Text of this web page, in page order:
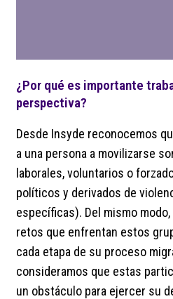
¿Por qué es importante
perspectiva?
Desde Insyde reconocemos
a una persona a movilizarse
laborales, voluntarios o
políticos y derivados de
específicas). Del mismo
retos que enfrentan estos
cada etapa de su proceso
consideramos que estas
un obstáculo para ejercer su